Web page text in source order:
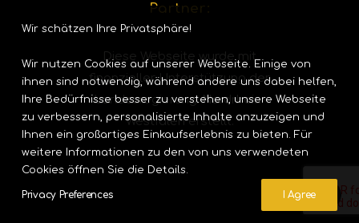
Partner:
Diese Webseite wurde mit
finanzieller Unterstützung der
Landesregierung-Nordrhein-
Westfalen erstellt.
Wir schätzen Ihre Privatsphäre!
Wir nutzen Cookies auf unserer Webseite. Einige von
ihnen sind notwendig, während andere uns dabei helfen,
Ihre Bedürfnisse besser zu verstehen, unsere Webseite
zu verbessern, personalisierte Inhalte anzuzeigen und
Ihnen ein großartiges Einkaufserlebnis zu bieten. Für
weitere Informationen zu den von uns verwendeten
Cookies öffnen Sie die Details.
Privacy Preferences I Agree